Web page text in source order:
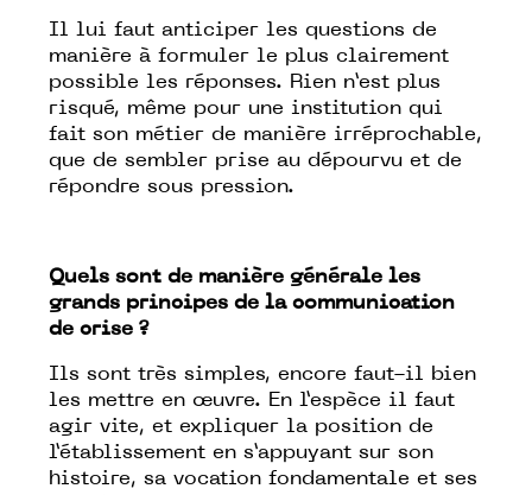
Il lui faut anticiper les questions de
manière à formuler le plus clairement
possible les réponses. Rien n’est plus
risqué, même pour une institution qui
fait son métier de manière irréprochable,
que de sembler prise au dépourvu et de
répondre sous pression.
Quels sont de manière générale les
grands principes de la communication
de crise ?
Ils sont très simples, encore faut-il bien
les mettre en œuvre. En l’espèce il faut
agir vite, et expliquer la position de
l’établissement en s’appuyant sur son
histoire, sa vocation fondamentale et ses